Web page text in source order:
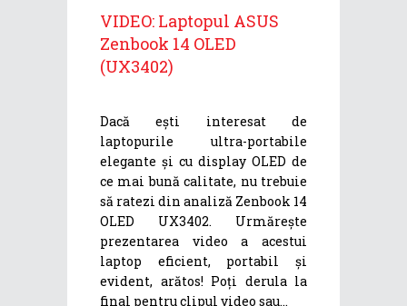
VIDEO: Laptopul ASUS
Zenbook 14 OLED
(UX3402)
Dacă ești interesat de
laptopurile ultra-portabile
elegante și cu display OLED de
ce mai bună calitate, nu trebuie
să ratezi din analiză Zenbook 14
OLED UX3402. Urmărește
prezentarea video a acestui
laptop eficient, portabil și
evident, arătos! Poți derula la
final pentru clipul video sau